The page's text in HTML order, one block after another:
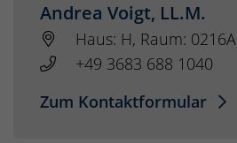
Andrea Voigt, LL.M.
Haus: H, Raum: 0216A
+49 3683 688 1040
Zum Kontaktformular